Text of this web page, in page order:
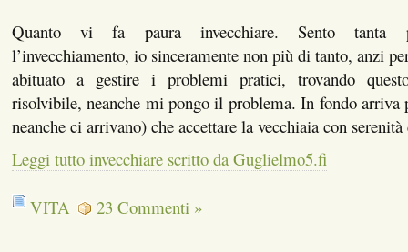
Quanto vi fa paura invecchiare. Sento tanta
l’invecchiamento, io sinceramente non più di tanto, anzi
abituato a gestire i problemi pratici, trovando
risolvibile, neanche mi pongo il problema. In fondo arriva
neanche ci arrivano) che accettare la vecchiaia con
Leggi tutto invecchiare scritto da Guglielmo5.fi
VITA 23 Commenti »